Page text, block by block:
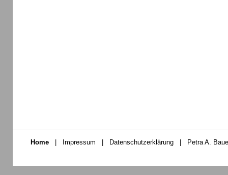
Home Impressum Datenschutzerklärung Petra A.